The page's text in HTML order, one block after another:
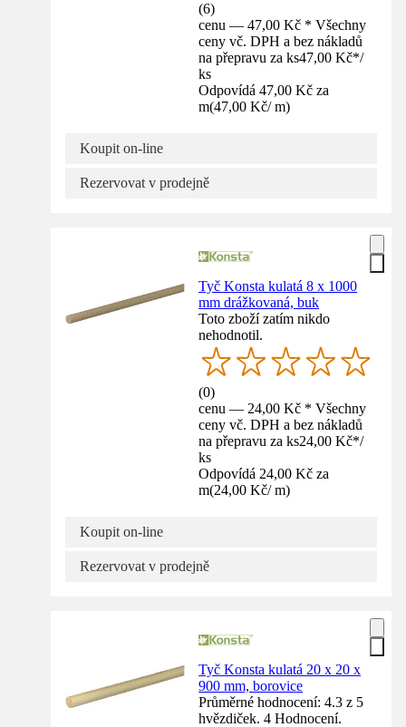
(6)
cenu — 47,00 Kč * Všechny
ceny vč. DPH a bez nákladů
na přepravu za ks47,00 Kč*/
ks
Odpovídá 47,00 Kč za
m(47,00 Kč/ m)
Koupit on-line
Rezervovat v prodejně
Tyč Konsta kulatá 8 x 1000
mm drážkovaná, buk
Toto zboží zatím nikdo
nehodnotil.
(0)
cenu — 24,00 Kč * Všechny
ceny vč. DPH a bez nákladů
na přepravu za ks24,00 Kč*/
ks
Odpovídá 24,00 Kč za
m(24,00 Kč/ m)
Koupit on-line
Rezervovat v prodejně
Tyč Konsta kulatá 20 x 20 x
900 mm, borovice
Průměrné hodnocení: 4.3 z 5
hvězdiček. 4 Hodnocení.